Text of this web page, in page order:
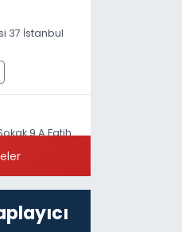
37 İstanbul
9 A Fatih